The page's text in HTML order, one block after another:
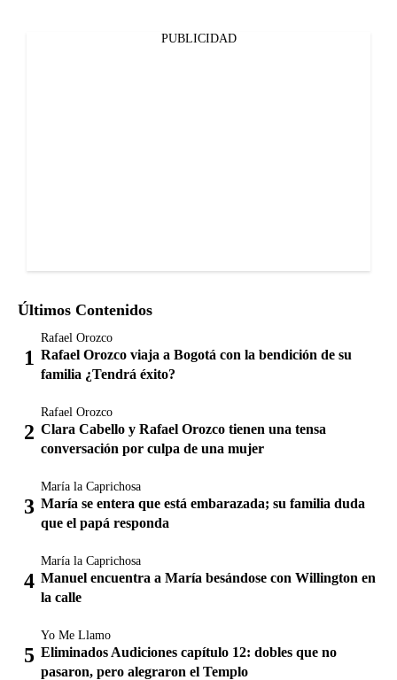
PUBLICIDAD
Últimos Contenidos
Rafael Orozco
Rafael Orozco viaja a Bogotá con la bendición de su
familia ¿Tendrá éxito?
Rafael Orozco
Clara Cabello y Rafael Orozco tienen una tensa
conversación por culpa de una mujer
María la Caprichosa
María se entera que está embarazada; su familia duda
que el papá responda
María la Caprichosa
Manuel encuentra a María besándose con Willington en
la calle
Yo Me Llamo
Eliminados Audiciones capítulo 12: dobles que no
pasaron, pero alegraron el Templo